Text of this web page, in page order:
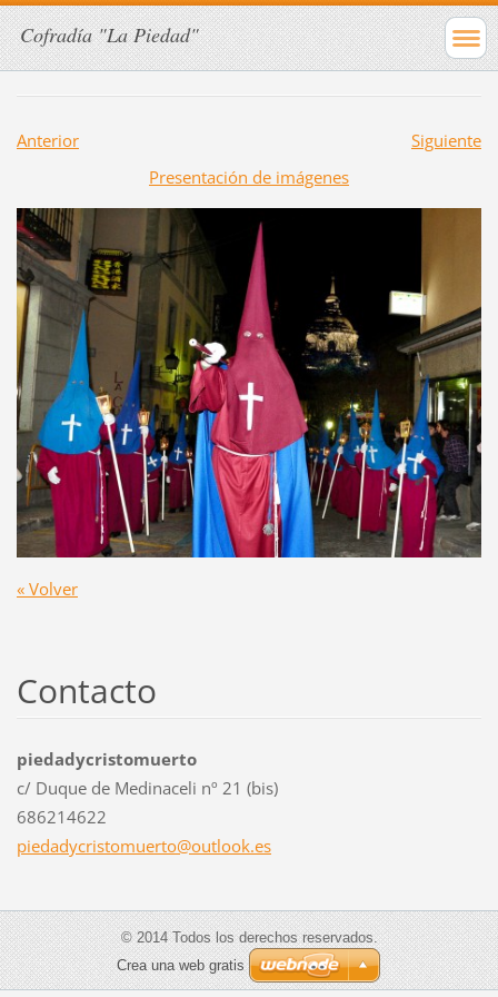
Cofradía "La Piedad"
Anterior
Siguiente
Presentación de imágenes
« Volver
Contacto
piedadycristomuerto
c/ Duque de Medinaceli nº 21 (bis)
686214622
piedadycristomuerto@outlook.es
© 2014 Todos los derechos reservados.
Crea una web gratis